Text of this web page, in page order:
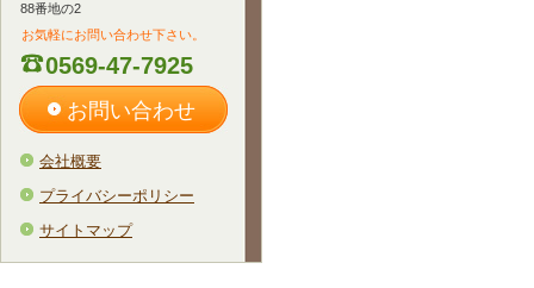
88番地の2
お気軽にお問い合わせ下さい。
0569-47-7925
お問い合わせ
会社概要
プライバシーポリシー
サイトマップ